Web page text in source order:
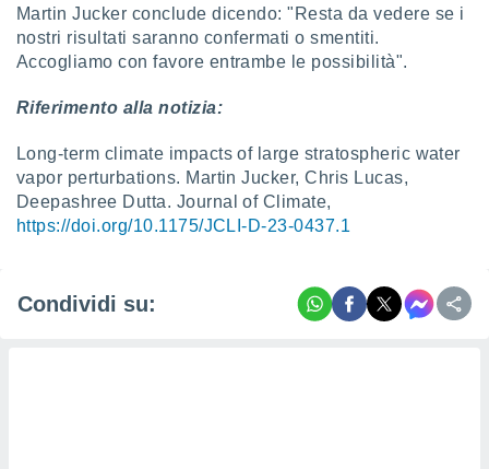
Martin Jucker conclude dicendo: "Resta da vedere se i
nostri risultati saranno confermati o smentiti.
Accogliamo con favore entrambe le possibilità".
Riferimento alla notizia:
Long-term climate impacts of large stratospheric water
vapor perturbations. Martin Jucker, Chris Lucas,
Deepashree Dutta. Journal of Climate,
https://doi.org/10.1175/JCLI-D-23-0437.1
Condividi su: